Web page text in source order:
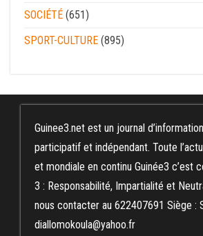
SOCIÉTÉ (651)
SPORT-CULTURE (895)
Guinee3.net est un journal
participatif et indépendant. Toute
et mondiale en continu Guinée3 c’est
3 : Responsabilité, Impartialité et
nous contacter au 622407691 Siège :
diallomokoula@yahoo.fr